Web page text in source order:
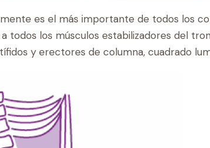
es el más importante de todos los
todos los músculos estabilizadores del
y erectores de columna, cuadrado